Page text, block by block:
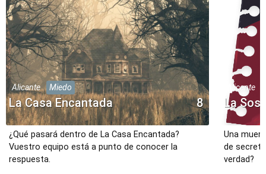
Alicante Miedo
La Casa Encantada 8
¿Qué pasará dentro de La Casa Encantada?
Vuestro equipo está a punto de conocer la
respuesta.
Alicante
La
Una
de
verdad?